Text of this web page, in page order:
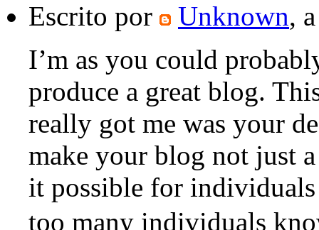
Escrito por Unknown,
I’m as you could
produce a great blog.
really got me was your
make your blog not just
it possible for individuals
too many individuals